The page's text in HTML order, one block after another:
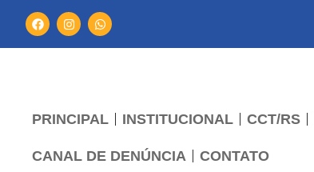
PRINCIPAL INSTITUCIONAL CCT/RS
CANAL DE DENÚNCIA CONTATO